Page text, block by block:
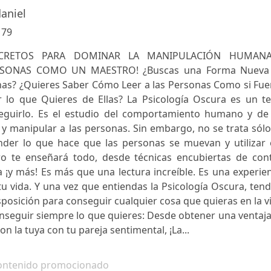
79
PARA DOMINAR LA MANIPULACIÓN
COMO UN MAESTRO! ¿Buscas una Forma
¿Quieres Saber Cómo Leer a las Personas Como si
que Quieres de Ellas? La Psicología Oscura es un
Es el estudio del comportamiento humano y de
manipular a las personas. Sin embargo, no se trata
lo que hace que las personas se muevan y utilizar
te enseñará todo, desde técnicas encubiertas de
más! Es más que una lectura increíble. Es una
vida. Y una vez que entiendas la Psicología Oscura,
para conseguir cualquier cosa que quieras en la
siempre lo que quieres: Desde obtener una
la tuya con tu pareja sentimental, ¡La...
promocionado